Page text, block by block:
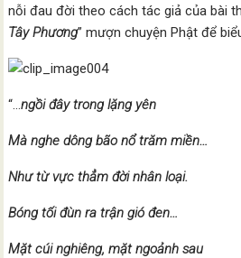
nỗi đau đời theo cách tác giả của bài
Tây Phương” mượn chuyện Phật để
“…ngồi đây trong lặng yên
Mà nghe dông bão nổ trăm miền…
Như từ vực thẳm đời nhân loại.
Bóng tối đùn ra trận gió đen…
Mặt cúi nghiêng, mặt ngoảnh sau